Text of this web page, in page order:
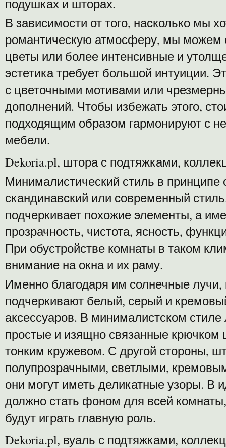
подушках и шторах.
В зависимости от того, насколько мы
романтическую атмосферу, мы можем
цветы или более интенсивные и
эстетика требует большой интуиции.
с цветочными мотивами или
дополнений. Чтобы избежать этого,
подходящим образом гармонируют с
мебели.
Dekoria.pl, штора с подтяжками,
Минималистический стиль в принципе
скандинавский или современный
подчеркивает похожие элементы, а
прозрачность, чистота, ясность,
При обустройстве комнаты в таком
внимание на окна и их раму.
Именно благодаря им солнечные
подчеркивают белый, серый и
аксессуаров. В минималистском
простые и изящно связанные
тонким кружевом. С другой стороны,
полупрозрачными, светлыми,
они могут иметь деликатные узоры. В
должно стать фоном для всей
будут играть главную роль.
Dekoria.pl, вуаль с подтяжками,